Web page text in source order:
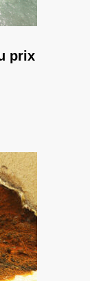
prix